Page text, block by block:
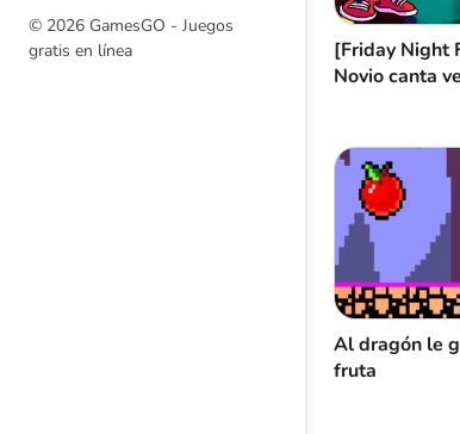
© 2026 GamesGO - Juegos
gratis en línea
[Friday Night
Novio canta
Al dragón le
fruta